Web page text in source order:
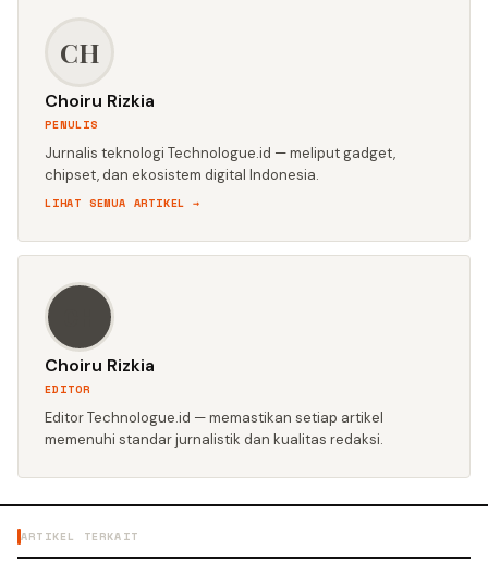
CH
Choiru Rizkia
PENULIS
Jurnalis teknologi Technologue.id — meliput gadget,
chipset, dan ekosistem digital Indonesia.
LIHAT SEMUA ARTIKEL →
Choiru Rizkia
EDITOR
Editor Technologue.id — memastikan setiap artikel
memenuhi standar jurnalistik dan kualitas redaksi.
ARTIKEL TERKAIT